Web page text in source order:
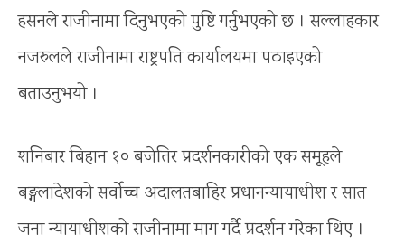
हसनले राजीनामा दिनुभएको पुष्टि गर्नुभएको छ । सल्लाहकार
नजरुलले राजीनामा राष्ट्रपति कार्यालयमा पठाइएको
बताउनुभयो ।
शनिबार बिहान १० बजेतिर प्रदर्शनकारीको एक समूहले
बङ्गलादेशको सर्वोच्च अदालतबाहिर प्रधानन्यायाधीश र सात
जना न्यायाधीशको राजीनामा माग गर्दै प्रदर्शन गरेका थिए ।